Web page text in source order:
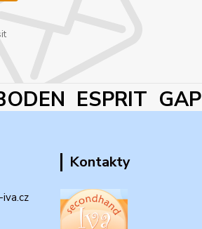
ESPRIT GAP
Kontakty